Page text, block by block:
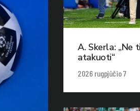
A. Skerla: „Ne
atakuoti“
2026 rugpjūčio 7